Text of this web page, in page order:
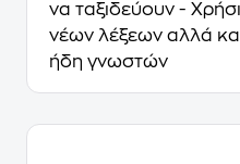
να ταξιδεύουν -
νέων λέξεων αλλά
ήδη γνωστών